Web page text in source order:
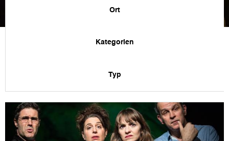
Ort
Kategorien
Typ